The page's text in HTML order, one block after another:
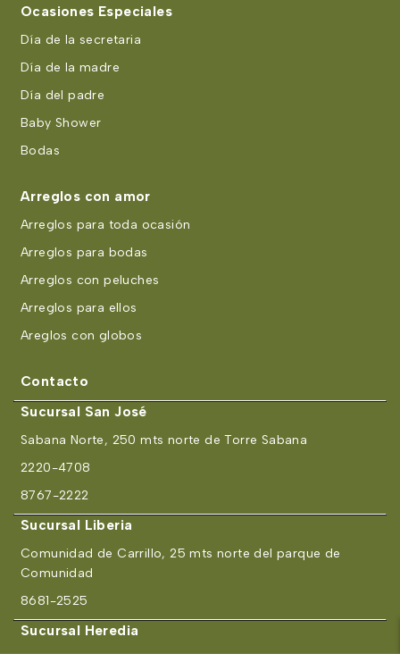
Ocasiones Especiales
Día de la secretaria
Día de la madre
Día del padre
Baby Shower
Bodas
Arreglos con amor
Arreglos para toda ocasión
Arreglos para bodas
Arreglos con peluches
Arreglos para ellos
Areglos con globos
Contacto
Sucursal San José
Sabana Norte, 250 mts norte de Torre Sabana
2220-4708
8767-2222
Sucursal Liberia
Comunidad de Carrillo, 25 mts norte del parque de
Comunidad
8681-2525
Sucursal Heredia
Tienda Virtual